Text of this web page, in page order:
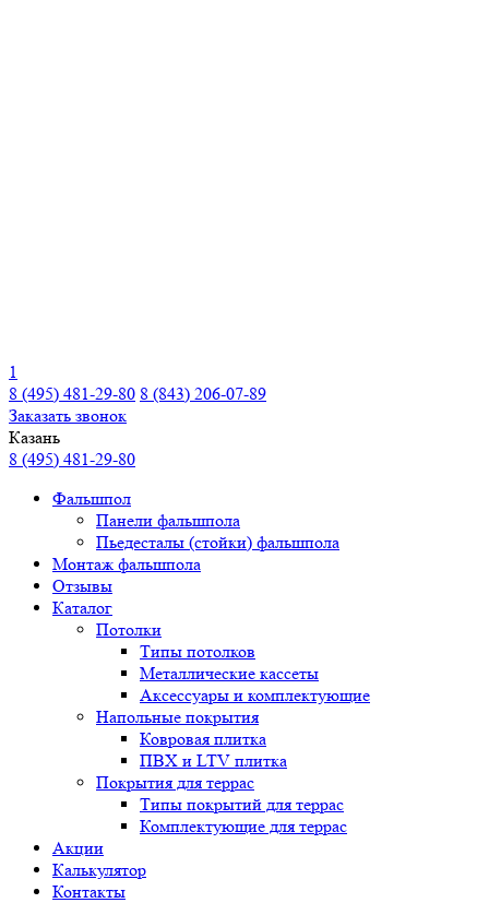
1
8 (495) 481-29-80 8 (843) 206-07-89
Заказать звонок
Казань
8 (495) 481-29-80
Фальшпол
Панели фальшпола
Пьедесталы (стойки) фальшпола
Монтаж фальшпола
Отзывы
Каталог
Потолки
Типы потолков
Металлические кассеты
Аксессуары и комплектующие
Напольные покрытия
Ковровая плитка
ПВХ и LTV плитка
Покрытия для террас
Типы покрытий для террас
Комплектующие для террас
Акции
Калькулятор
Контакты